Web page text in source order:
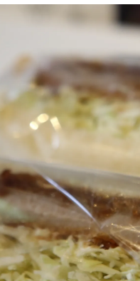
の
ド
イ
ッ
チ
屋
さ